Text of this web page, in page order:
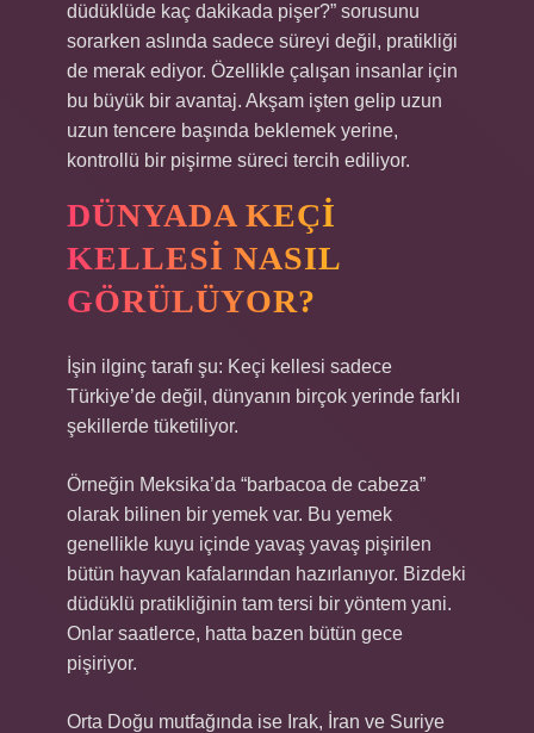
düdüklüde kaç dakikada pişer?” sorusunu
sorarken aslında sadece süreyi değil, pratikliği
de merak ediyor. Özellikle çalışan insanlar için
bu büyük bir avantaj. Akşam işten gelip uzun
uzun tencere başında beklemek yerine,
kontrollü bir pişirme süreci tercih ediliyor.
DÜNYADA KEÇI
KELLESI NASIL
GÖRÜLÜYOR?
İşin ilginç tarafı şu: Keçi kellesi sadece
Türkiye’de değil, dünyanın birçok yerinde farklı
şekillerde tüketiliyor.
Örneğin Meksika’da “barbacoa de cabeza”
olarak bilinen bir yemek var. Bu yemek
genellikle kuyu içinde yavaş yavaş pişirilen
bütün hayvan kafalarından hazırlanıyor. Bizdeki
düdüklü pratikliğinin tam tersi bir yöntem yani.
Onlar saatlerce, hatta bazen bütün gece
pişiriyor.
Orta Doğu mutfağında ise Irak, İran ve Suriye